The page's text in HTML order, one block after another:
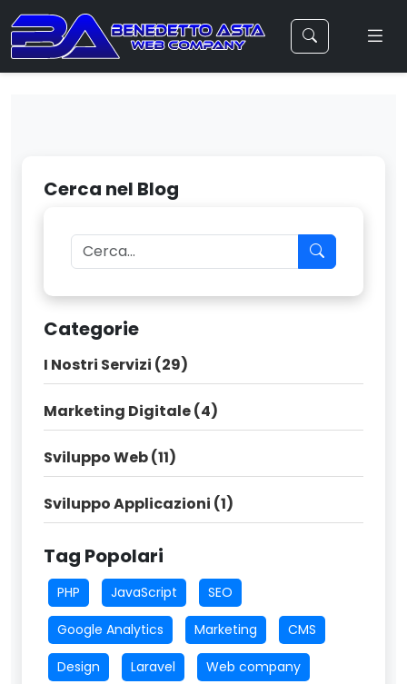
Cerca nel Blog
Categorie
I Nostri Servizi (29)
Marketing Digitale (4)
Sviluppo Web (11)
Sviluppo Applicazioni (1)
Tag Popolari
PHP JavaScript SEO
Google Analytics Marketing CMS
Design Laravel Web company